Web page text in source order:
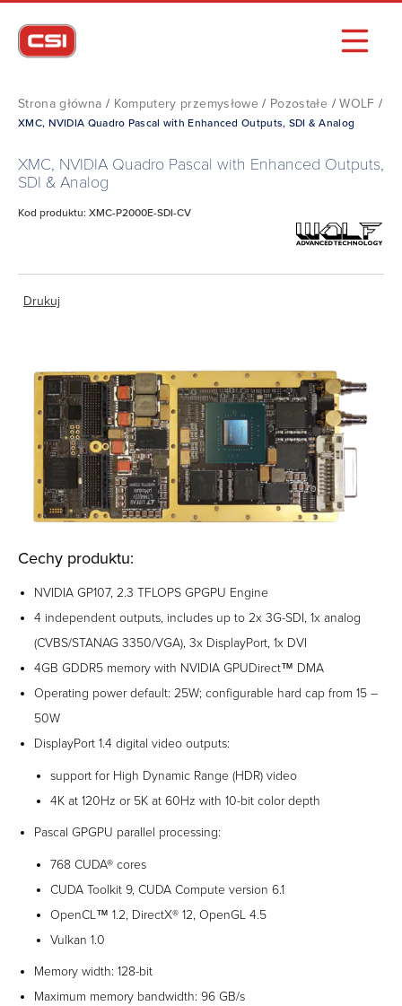
Strona główna / Komputery przemysłowe / Pozostałe /WOLF /
XMC, NVIDIA Quadro Pascal with Enhanced Outputs, SDI & Analog
XMC, NVIDIA Quadro Pascal with Enhanced Outputs,
SDI & Analog
Kod produktu: XMC-P2000E-SDI-CV
Drukuj
Cechy produktu:
NVIDIA GP107, 2.3 TFLOPS GPGPU Engine
4 independent outputs, includes up to 2x 3G-SDI, 1x analog
(CVBS/STANAG 3350/VGA), 3x DisplayPort, 1x DVI
4GB GDDR5 memory with NVIDIA GPUDirect™ DMA
Operating power default: 25W; configurable hard cap from 15 –
50W
DisplayPort 1.4 digital video outputs:
support for High Dynamic Range (HDR) video
4K at 120Hz or 5K at 60Hz with 10-bit color depth
Pascal GPGPU parallel processing:
768 CUDA® cores
CUDA Toolkit 9, CUDA Compute version 6.1
OpenCL™ 1.2, DirectX® 12, OpenGL 4.5
Vulkan 1.0
Memory width: 128-bit
Maximum memory bandwidth: 96 GB/s